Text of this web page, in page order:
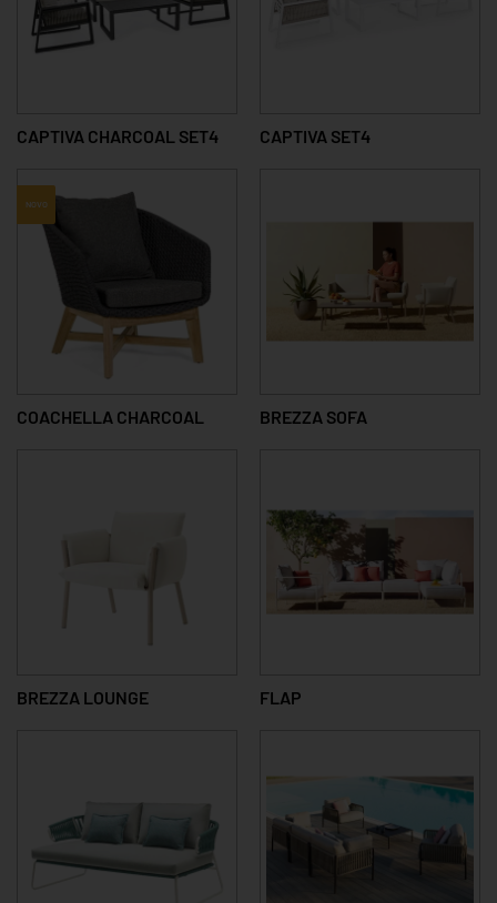
CAPTIVA CHARCOAL SET4 CAPTIVA SET4
NOVO
COACHELLA CHARCOAL BREZZA SOFA
BREZZA LOUNGE FLAP